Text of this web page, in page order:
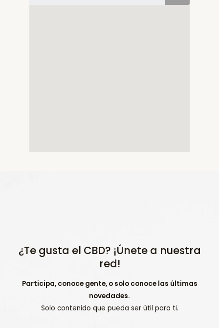
¿Te gusta el CBD? ¡Únete a nuestra
red!
Participa, conoce gente, o solo conoce las últimas
novedades.
Solo contenido que pueda ser útil para ti.